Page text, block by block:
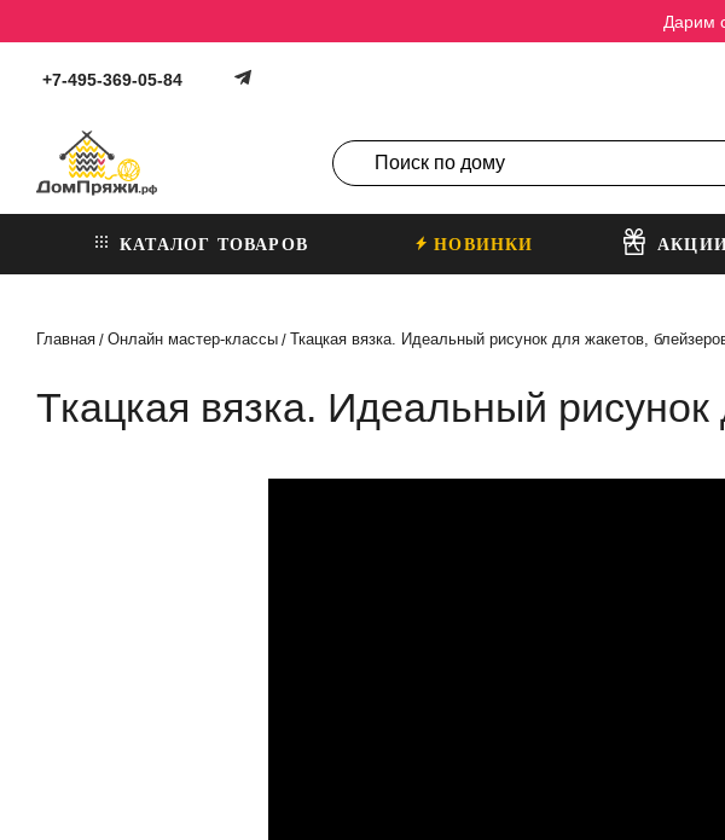
Дарим
+7-495-369-05-84
КАТАЛОГ ТОВАРОВ НОВИНКИ
Главная / Онлайн мастер-классы / Ткацкая вязка. Идеальный рисунок для жакетов,
Ткацкая вязка. Идеальный